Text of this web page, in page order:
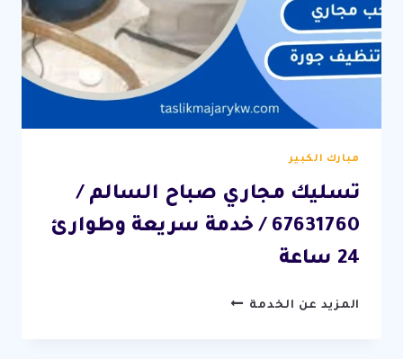
مبارك الكبير
تسليك مجاري صباح السالم /
67631760 / خدمة سريعة وطوارئ
24 ساعة
المزيد عن الخدمةتسليك